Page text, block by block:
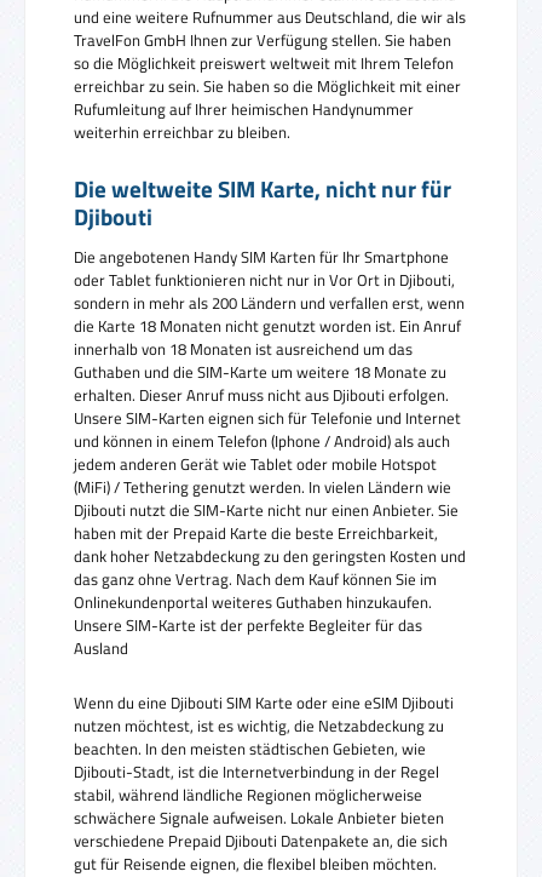
und eine weitere Rufnummer aus Deutschland, die wir als
TravelFon GmbH Ihnen zur Verfügung stellen. Sie haben
so die Möglichkeit preiswert weltweit mit Ihrem Telefon
erreichbar zu sein. Sie haben so die Möglichkeit mit einer
Rufumleitung auf Ihrer heimischen Handynummer
weiterhin erreichbar zu bleiben.
Die weltweite SIM Karte, nicht nur für
Djibouti
Die angebotenen Handy SIM Karten für Ihr Smartphone
oder Tablet funktionieren nicht nur in Vor Ort in Djibouti,
sondern in mehr als 200 Ländern und verfallen erst, wenn
die Karte 18 Monaten nicht genutzt worden ist. Ein Anruf
innerhalb von 18 Monaten ist ausreichend um das
Guthaben und die SIM-Karte um weitere 18 Monate zu
erhalten. Dieser Anruf muss nicht aus Djibouti erfolgen.
Unsere SIM-Karten eignen sich für Telefonie und Internet
und können in einem Telefon (Iphone / Android) als auch
jedem anderen Gerät wie Tablet oder mobile Hotspot
(MiFi) / Tethering genutzt werden. In vielen Ländern wie
Djibouti nutzt die SIM-Karte nicht nur einen Anbieter. Sie
haben mit der Prepaid Karte die beste Erreichbarkeit,
dank hoher Netzabdeckung zu den geringsten Kosten und
das ganz ohne Vertrag. Nach dem Kauf können Sie im
Onlinekundenportal weiteres Guthaben hinzukaufen.
Unsere SIM-Karte ist der perfekte Begleiter für das
Ausland
Wenn du eine Djibouti SIM Karte oder eine eSIM Djibouti
nutzen möchtest, ist es wichtig, die Netzabdeckung zu
beachten. In den meisten städtischen Gebieten, wie
Djibouti-Stadt, ist die Internetverbindung in der Regel
stabil, während ländliche Regionen möglicherweise
schwächere Signale aufweisen. Lokale Anbieter bieten
verschiedene Prepaid Djibouti Datenpakete an, die sich
gut für Reisende eignen, die flexibel bleiben möchten.